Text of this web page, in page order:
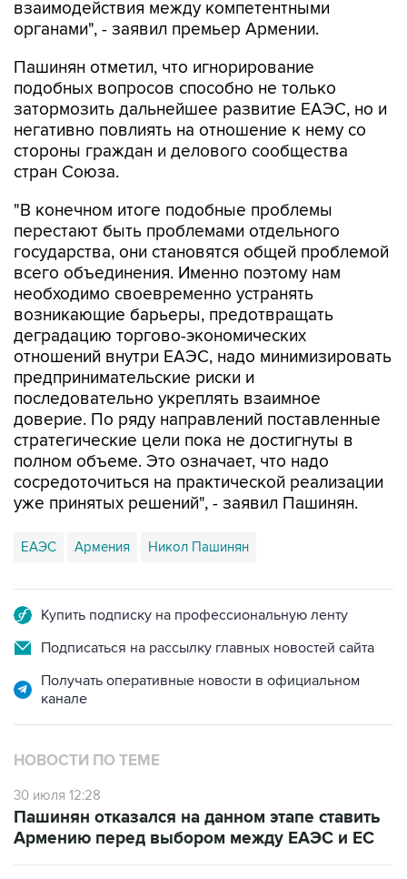
взаимодействия между компетентными
органами", - заявил премьер Армении.
Пашинян отметил, что игнорирование
подобных вопросов способно не только
затормозить дальнейшее развитие ЕАЭС, но и
негативно повлиять на отношение к нему со
стороны граждан и делового сообщества
стран Союза.
"В конечном итоге подобные проблемы
перестают быть проблемами отдельного
государства, они становятся общей проблемой
всего объединения. Именно поэтому нам
необходимо своевременно устранять
возникающие барьеры, предотвращать
деградацию торгово-экономических
отношений внутри ЕАЭС, надо минимизировать
предпринимательские риски и
последовательно укреплять взаимное
доверие. По ряду направлений поставленные
стратегические цели пока не достигнуты в
полном объеме. Это означает, что надо
сосредоточиться на практической реализации
уже принятых решений", - заявил Пашинян.
ЕАЭС Армения Никол Пашинян
Купить подписку на профессиональную ленту
Подписаться на рассылку главных новостей сайта
Получать оперативные новости в официальном
канале
НОВОСТИ ПО ТЕМЕ
30 июля 12:28
Пашинян отказался на данном этапе ставить
Армению перед выбором между ЕАЭС и ЕС